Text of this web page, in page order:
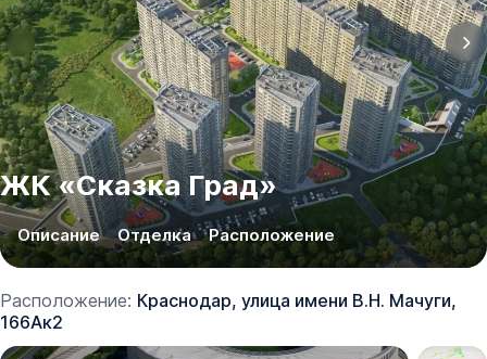
ЖК«Сказка Град»
Описание Отделка Расположение
Расположение: Краснодар, улица имени В.Н. Мачуги,
166Ак2